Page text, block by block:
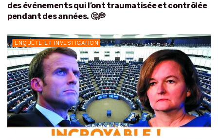
des événements qui l’ont traumatisée et contrôlée
pendant des années. 🤔💭
ENQUÊTE ET INVESTIGATION